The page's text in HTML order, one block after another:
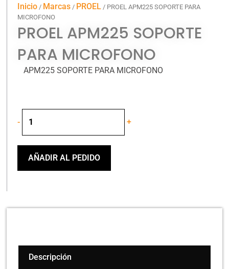
Inicio / Marcas / PROEL / PROEL APM225 SOPORTE PARA
MICROFONO
PROEL APM225 SOPORTE
PARA MICROFONO
APM225 SOPORTE PARA MICROFONO
-
APM225
SOPORTE
PARA
MICROFONO
+
AÑADIR AL PEDIDO
Descripción